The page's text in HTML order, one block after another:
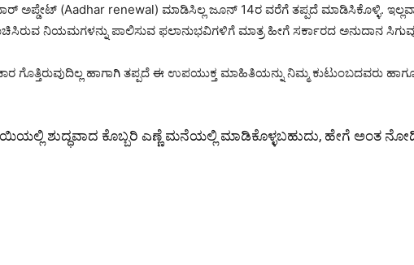
ಅಪ್ಡೇಟ್ (Aadhar renewal) ಮಾಡಿಸಿಲ್ಲ ಜೂನ್ 14ರ ವರೆಗೆ ತಪ್ಪದೆ ಮಾಡಿಸಿಕೊಳ್ಳಿ.
ನಿಯಮಗಳನ್ನು ಪಾಲಿಸುವ ಫಲಾನುಭವಿಗಳಿಗೆ ಮಾತ್ರ ಹೀಗೆ ಸರ್ಕಾರದ ಅನುದಾನ
ಗೊತ್ತಿರುವುದಿಲ್ಲ ಹಾಗಾಗಿ ತಪ್ಪದೆ ಈ ಉಪಯುಕ್ತ ಮಾಹಿತಿಯನ್ನು ನಿಮ್ಮ ಕುಟುಂಬದವರು
ಶುದ್ಧವಾದ ಕೊಬ್ಬರಿ ಎಣ್ಣೆ ಮನೆಯಲ್ಲಿ ಮಾಡಿಕೊಳ್ಳಬಹುದು, ಹೇಗೆ ಅಂತ